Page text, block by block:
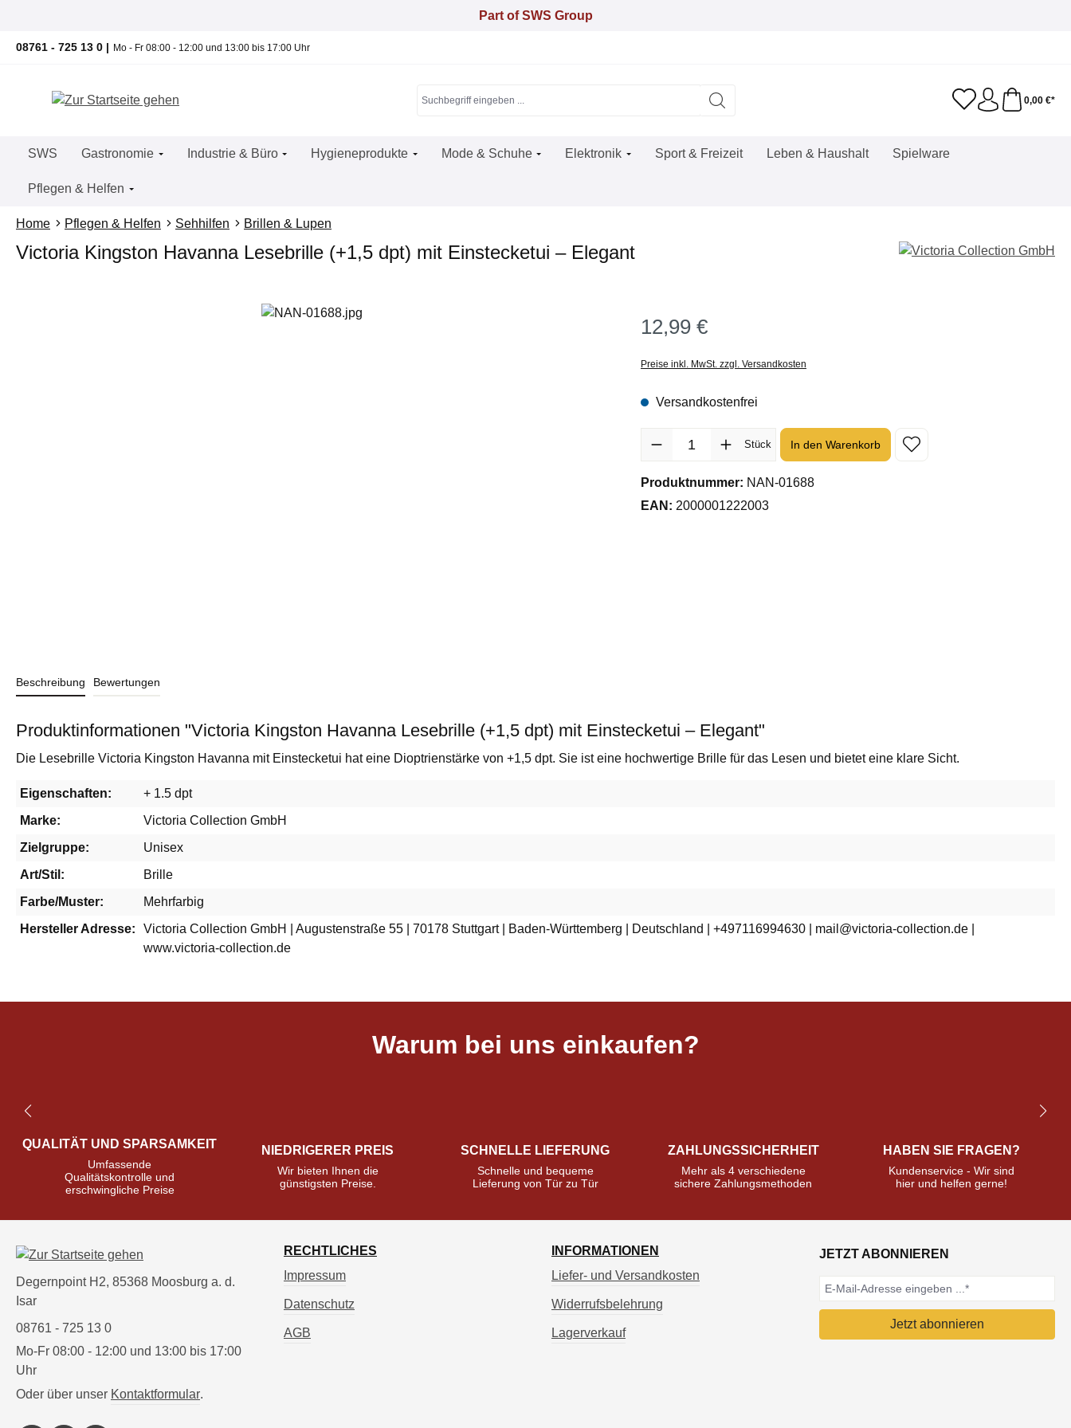
Part of SWS Group
08761 - 725 13 0 | Mo - Fr 08:00 - 12:00 und 13:00 bis 17:00 Uhr
0,00 €*
SWS Gastronomie Industrie & Büro Hygieneprodukte Mode & Schuhe Elektronik Sport & Freizeit Leben & Haushalt Spielware
Pflegen & Helfen
Home Pflegen & Helfen Sehhilfen Brillen & Lupen
Victoria Kingston Havanna Lesebrille (+1,5 dpt) mit Einstecketui – Elegant
Regulärer Preis:
12,99 €
Preise inkl. MwSt. zzgl. Versandkosten
Versandkostenfrei
Produkt Anzahl: Gib den gewünschten Wert ein oder benutze die Schaltflächen
Stück In den Warenkorb
Produktnummer: NAN-01688
EAN: 2000001222003
Beschreibung Bewertungen
Produktinformationen "Victoria Kingston Havanna Lesebrille (+1,5 dpt) mit Einstecketui – Elegant"
Die Lesebrille Victoria Kingston Havanna mit Einstecketui hat eine Dioptrienstärke von +1,5 dpt. Sie ist eine hochwertige Brille für das Lesen und bietet eine klare Sicht.
Eigenschaften:
+ 1.5 dpt
Marke:
Victoria Collection GmbH
Zielgruppe:
Unisex
Art/Stil:
Brille
Farbe/Muster:
Mehrfarbig
Hersteller Adresse:
Victoria Collection GmbH | Augustenstraße 55 | 70178 Stuttgart | Baden-Württemberg | Deutschland | +497116994630 | mail@victoria-collection.de |
www.victoria-collection.de
Warum bei uns einkaufen?
QUALITÄT UND SPARSAMKEIT
Umfassende
Qualitätskontrolle und
erschwingliche Preise
NIEDRIGERER PREIS
Wir bieten Ihnen die
günstigsten Preise.
SCHNELLE LIEFERUNG
Schnelle und bequeme
Lieferung von Tür zu Tür
ZAHLUNGSSICHERHEIT
Mehr als 4 verschiedene
sichere Zahlungsmethoden
HABEN SIE FRAGEN?
Kundenservice - Wir sind
hier und helfen gerne!
Degernpoint H2, 85368 Moosburg a. d.
Isar
08761 - 725 13 0
Mo-Fr 08:00 - 12:00 und 13:00 bis 17:00
Uhr
Oder über unser Kontaktformular.
RECHTLICHES
Impressum
Datenschutz
AGB
INFORMATIONEN
Liefer- und Versandkosten
Widerrufsbelehrung
Lagerverkauf
JETZT ABONNIEREN
Jetzt abonnieren